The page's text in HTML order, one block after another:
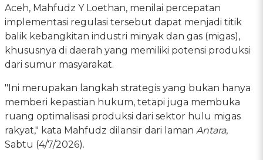
Aceh, Mahfudz Y Loethan, menilai percepatan
implementasi regulasi tersebut dapat menjadi titik
balik kebangkitan industri minyak dan gas (migas),
khususnya di daerah yang memiliki potensi produksi
dari sumur masyarakat.
"Ini merupakan langkah strategis yang bukan hanya
memberi kepastian hukum, tetapi juga membuka
ruang optimalisasi produksi dari sektor hulu migas
rakyat," kata Mahfudz dilansir dari laman Antara,
Sabtu (4/7/2026).